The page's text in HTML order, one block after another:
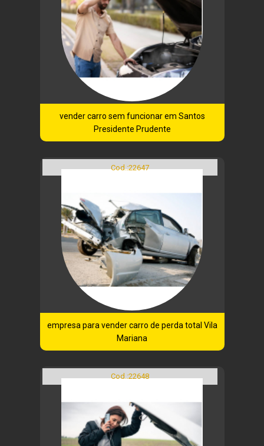
vender carro sem funcionar em Santos
Presidente Prudente
Cod.:22647
empresa para vender carro de perda total Vila
Mariana
Cod.:22648